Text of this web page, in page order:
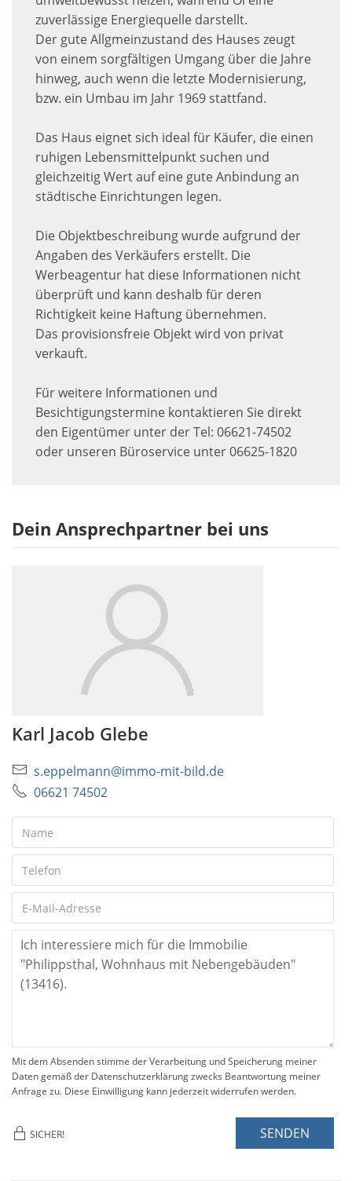
zuverlässige Energiequelle darstellt.
Der gute Allgmeinzustand des Hauses zeugt
von einem sorgfältigen Umgang über die Jahre
hinweg, auch wenn die letzte Modernisierung,
bzw. ein Umbau im Jahr 1969 stattfand.
Das Haus eignet sich ideal für Käufer, die einen
ruhigen Lebensmittelpunkt suchen und
gleichzeitig Wert auf eine gute Anbindung an
städtische Einrichtungen legen.
Die Objektbeschreibung wurde aufgrund der
Angaben des Verkäufers erstellt. Die
Werbeagentur hat diese Informationen nicht
überprüft und kann deshalb für deren
Richtigkeit keine Haftung übernehmen.
Das provisionsfreie Objekt wird von privat
verkauft.
Für weitere Informationen und
Besichtigungstermine kontaktieren Sie direkt
den Eigentümer unter der Tel: 06621-74502
oder unseren Büroservice unter 06625-1820
Dein Ansprechpartner bei uns
Karl Jacob Glebe
s.eppelmann@immo-mit-bild.de
06621 74502
Mit dem Absenden stimme der Verarbeitung und Speicherung meiner
Daten gemäß der Datenschutzerklärung zwecks Beantwortung meiner
Anfrage zu. Diese Einwilligung kann jederzeit widerrufen werden.
SICHER! SENDEN